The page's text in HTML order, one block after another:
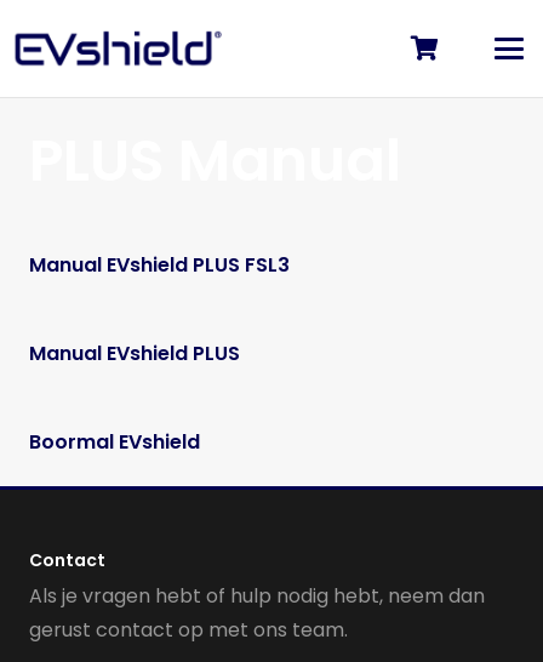
Manual EVshield PLUS FSL3
Manual EVshield PLUS
Boormal EVshield
Contact
Als je vragen hebt of hulp nodig hebt, neem dan
gerust contact op met ons team.